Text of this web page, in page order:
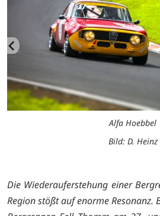
Alfa Hoebbel
Bild: D. Heinz
Die Wiederauferstehung einer
Region stößt auf enorme Resonanz.